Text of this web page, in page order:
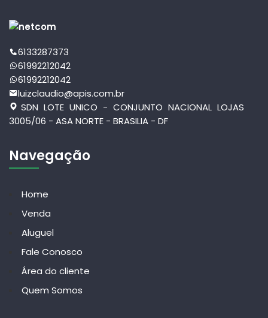
6133287373
61992212042
61992212042
luizclaudio@apis.com.br
SDN LOTE UNICO - CONJUNTO NACIONAL LOJAS
3005/06 - ASA NORTE - BRASILIA - DF
Navegação
Home
Venda
Aluguel
Fale Conosco
Área do cliente
Quem Somos